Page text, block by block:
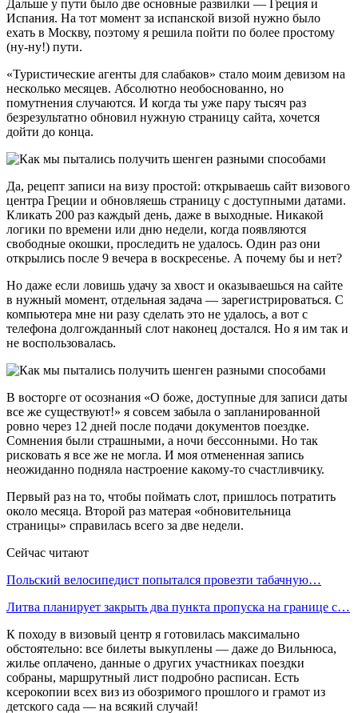
Дальше у пути было две основные развилки — Греция и
Испания. На тот момент за испанской визой нужно было
ехать в Москву, поэтому я решила пойти по более простому
(ну-ну!) пути.
«Туристические агенты для слабаков» стало моим девизом на
несколько месяцев. Абсолютно необоснованно, но
помутнения случаются. И когда ты уже пару тысяч раз
безрезультатно обновил нужную страницу сайта, хочется
дойти до конца.
Да, рецепт записи на визу простой: открываешь сайт визового
центра Греции и обновляешь страницу с доступными датами.
Кликать 200 раз каждый день, даже в выходные. Никакой
логики по времени или дню недели, когда появляются
свободные окошки, проследить не удалось. Один раз они
открылись после 9 вечера в воскресенье. А почему бы и нет?
Но даже если ловишь удачу за хвост и оказываешься на сайте
в нужный момент, отдельная задача — зарегистрироваться. С
компьютера мне ни разу сделать это не удалось, а вот с
телефона долгожданный слот наконец достался. Но я им так и
не воспользовалась.
В восторге от осознания «О боже, доступные для записи даты
все же существуют!» я совсем забыла о запланированной
ровно через 12 дней после подачи документов поездке.
Сомнения были страшными, а ночи бессонными. Но так
рисковать я все же не могла. И моя отмененная запись
неожиданно подняла настроение какому-то счастливчику.
Первый раз на то, чтобы поймать слот, пришлось потратить
около месяца. Второй раз матерая «обновительница
страницы» справилась всего за две недели.
Сейчас читают
Польский велосипедист попытался провезти табачную…
Литва планирует закрыть два пункта пропуска на границе с…
К походу в визовый центр я готовилась максимально
обстоятельно: все билеты выкуплены — даже до Вильнюса,
жилье оплачено, данные о других участниках поездки
собраны, маршрутный лист подробно расписан. Есть
ксерокопии всех виз из обозримого прошлого и грамот из
детского сада — на всякий случай!